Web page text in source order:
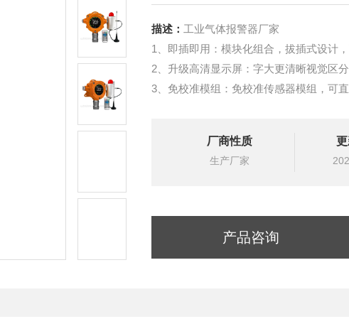
描述： 工业气体报警器厂家
1、即插即用：模块化组合，拔插式设计
2、升级高清显示屏：字大更清晰视觉区
3、免校准模组：免校准传感器模组，可
6、双环境防爆：符合气体+粉尘防爆双标
厂商性质
生产厂家
产品咨询